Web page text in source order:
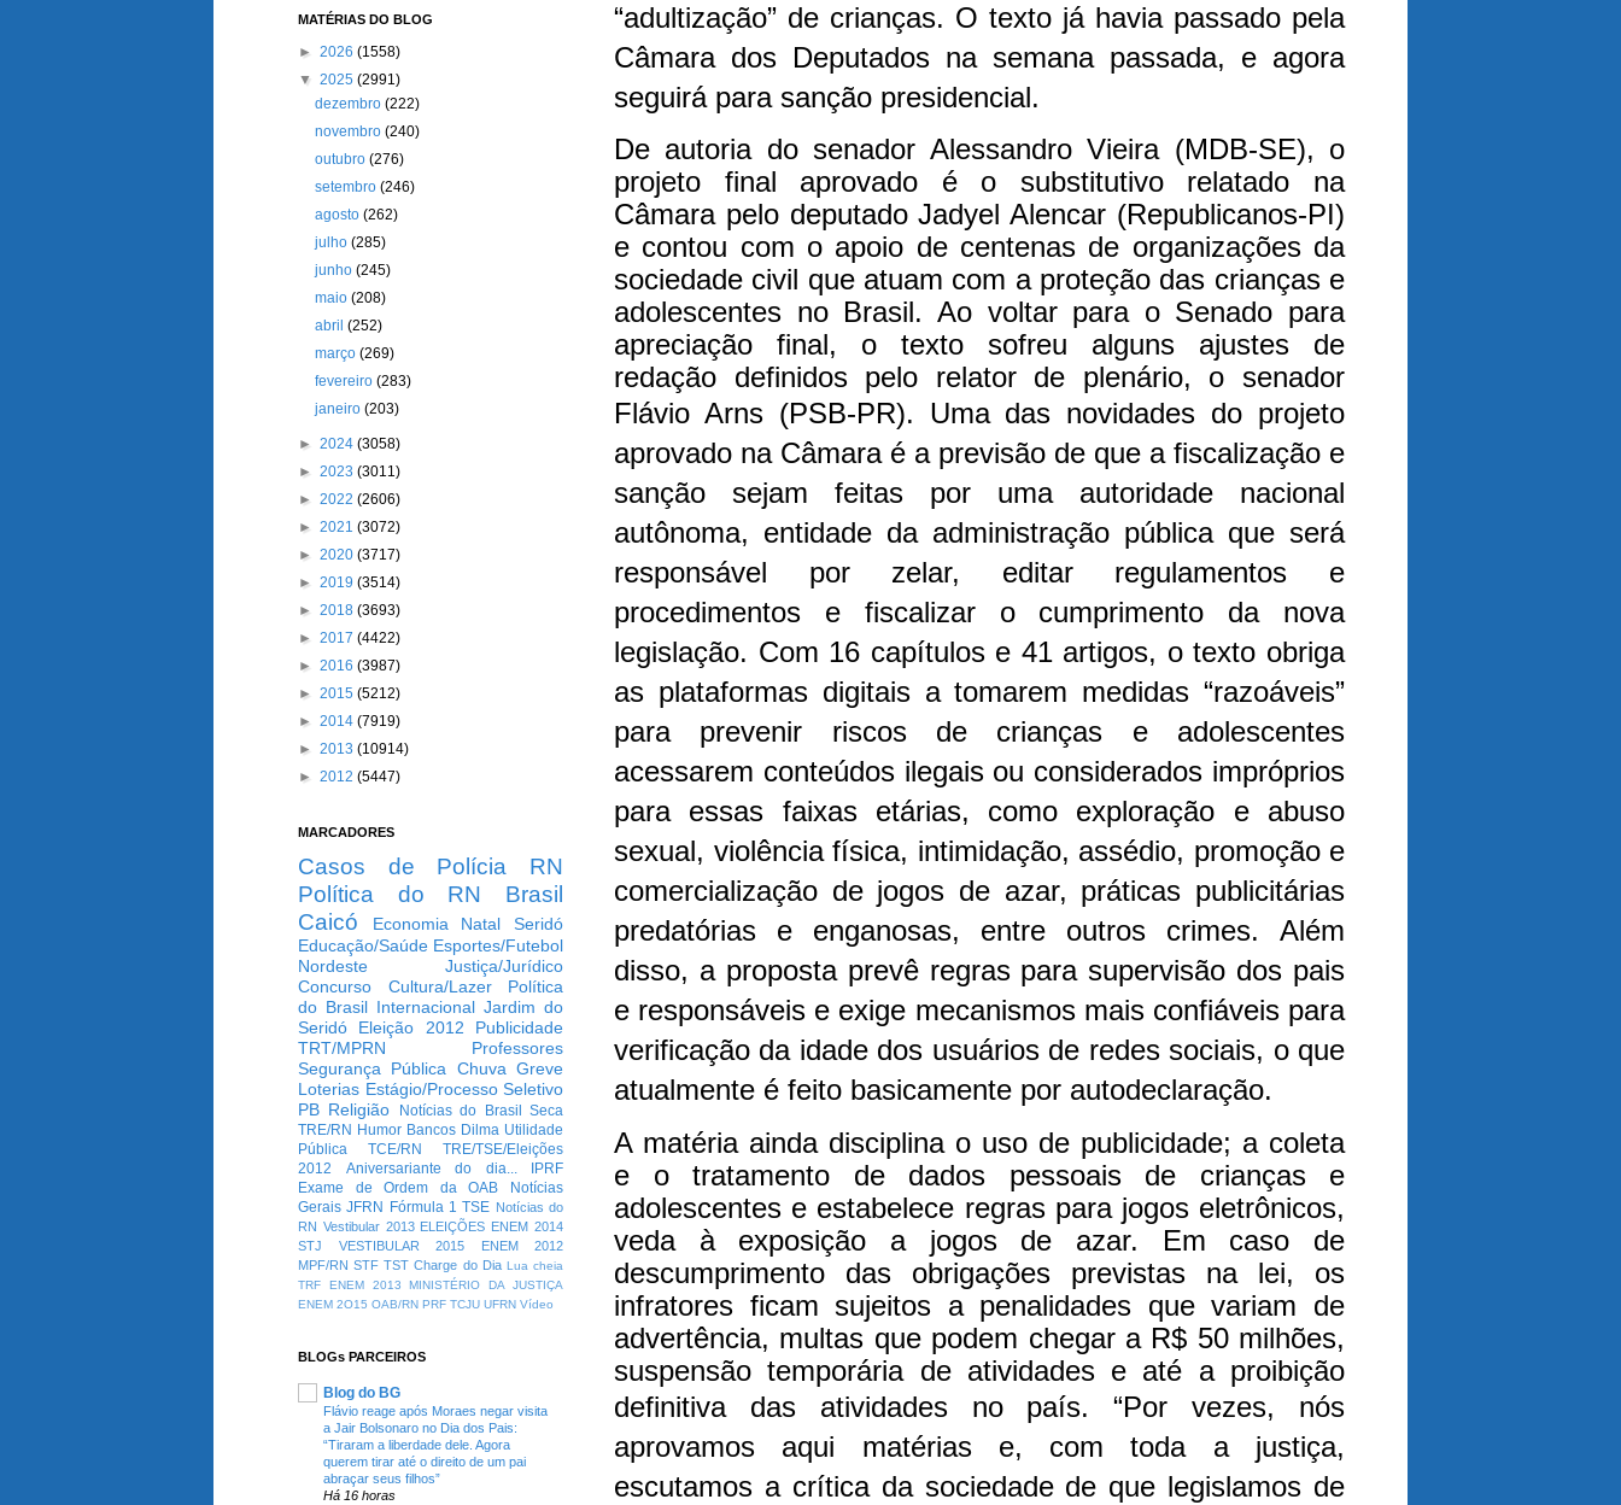
“adultização” de crianças. O texto já havia passado pela
Câmara dos Deputados na semana passada, e agora
seguirá para sanção presidencial.
De autoria do senador Alessandro Vieira (MDB-SE), o
projeto final aprovado é o substitutivo relatado na
Câmara pelo deputado Jadyel Alencar (Republicanos-PI)
e contou com o apoio de centenas de organizações da
sociedade civil que atuam com a proteção das crianças e
adolescentes no Brasil. Ao voltar para o Senado para
apreciação final, o texto sofreu alguns ajustes de
redação definidos pelo relator de plenário, o senador
Flávio Arns (PSB-PR). Uma das novidades do projeto
aprovado na Câmara é a previsão de que a fiscalização e
sanção sejam feitas por uma autoridade nacional
autônoma, entidade da administração pública que será
responsável por zelar, editar regulamentos e
procedimentos e fiscalizar o cumprimento da nova
legislação. Com 16 capítulos e 41 artigos, o texto obriga
as plataformas digitais a tomarem medidas “razoáveis”
para prevenir riscos de crianças e adolescentes
acessarem conteúdos ilegais ou considerados impróprios
para essas faixas etárias, como exploração e abuso
sexual, violência física, intimidação, assédio, promoção e
comercialização de jogos de azar, práticas publicitárias
predatórias e enganosas, entre outros crimes. Além
disso, a proposta prevê regras para supervisão dos pais
e responsáveis e exige mecanismos mais confiáveis para
verificação da idade dos usuários de redes sociais, o que
atualmente é feito basicamente por autodeclaração.
A matéria ainda disciplina o uso de publicidade; a coleta
e o tratamento de dados pessoais de crianças e
adolescentes e estabelece regras para jogos eletrônicos,
veda à exposição a jogos de azar. Em caso de
descumprimento das obrigações previstas na lei, os
infratores ficam sujeitos a penalidades que variam de
advertência, multas que podem chegar a R$ 50 milhões,
suspensão temporária de atividades e até a proibição
definitiva das atividades no país.“Por vezes, nós
aprovamos aqui matérias e, com toda a justiça,
escutamos a crítica da sociedade de que legislamos de
MATÉRIAS DO BLOG
► 2026 (1558)
▼ 2025 (2991)
dezembro(222)
novembro(240)
outubro(276)
setembro(246)
agosto(262)
julho(285)
junho(245)
maio(208)
abril(252)
março(269)
fevereiro(283)
janeiro(203)
► 2024 (3058)
► 2023 (3011)
► 2022 (2606)
► 2021 (3072)
► 2020 (3717)
► 2019 (3514)
► 2018 (3693)
► 2017 (4422)
► 2016 (3987)
► 2015 (5212)
► 2014 (7919)
► 2013 (10914)
► 2012 (5447)
MARCADORES
Casos de Polícia
RN
Política do RN
Brasil
Caicó
Economia Natal
Seridó
Educação/Saúde Esportes/Futebol
Nordeste
Justiça/Jurídico
Concurso
Cultura/Lazer
Política
do Brasil Internacional Jardim do
Seridó
Eleição 2012
Publicidade
TRT/MPRN
Professores
Segurança Pública Chuva Greve
Loterias Estágio/Processo Seletivo
PB Religião Notícias do Brasil
Seca
TRE/RN Humor Bancos Dilma Utilidade
Pública
TCE/RN
TRE/TSE/Eleições
2012
Aniversariante do dia...
IPRF
Exame de Ordem da OAB
Notícias
Gerais JFRN Fórmula 1 TSE Notícias do
RN Vestibular 2013 ELEIÇÕES ENEM 2014
STJ
VESTIBULAR 2015
ENEM 2012
MPF/RN STF TST Charge do Dia Lua cheia
TRF
ENEM 2013
MINISTÉRIO DA JUSTIÇA
ENEM 2O15 OAB/RN PRF TCJU UFRN Vídeo
BLOGs PARCEIROS
Blog do BG
Flávio reage após Moraes negar visita
a Jair Bolsonaro no Dia dos Pais:
“Tiraram a liberdade dele. Agora
querem tirar até o direito de um pai
abraçar seus filhos”
Há 16 horas